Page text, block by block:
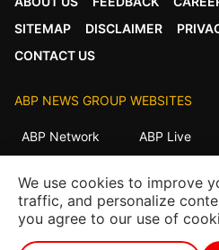
SITEMAP
DISCLAIMER
CONTACT US
ABP NEWS GROUP WEBSITES
ABP Network ABP Live
ABP Ganga
ABP ਸਾਂਝਾ
FOLLOW US
We use cookies to improve
traffic, and personalize
you agree to our use of